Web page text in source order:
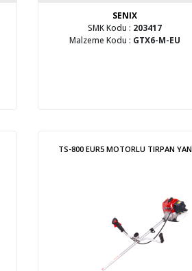
SENIX
SMK Kodu : 203417
Malzeme Kodu : GTX6-M-EU
TS-800 EUR5 MOTORLU TIRPAN YAN